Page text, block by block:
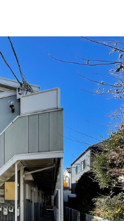
り
件
関東
・四国